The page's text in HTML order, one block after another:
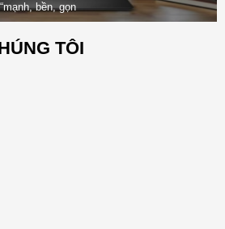
bền, gọn
văn phòng
TÔI